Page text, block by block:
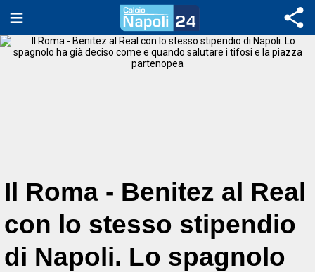
Il Roma - Benitez al Real
con lo stesso stipendio
di Napoli. Lo spagnolo